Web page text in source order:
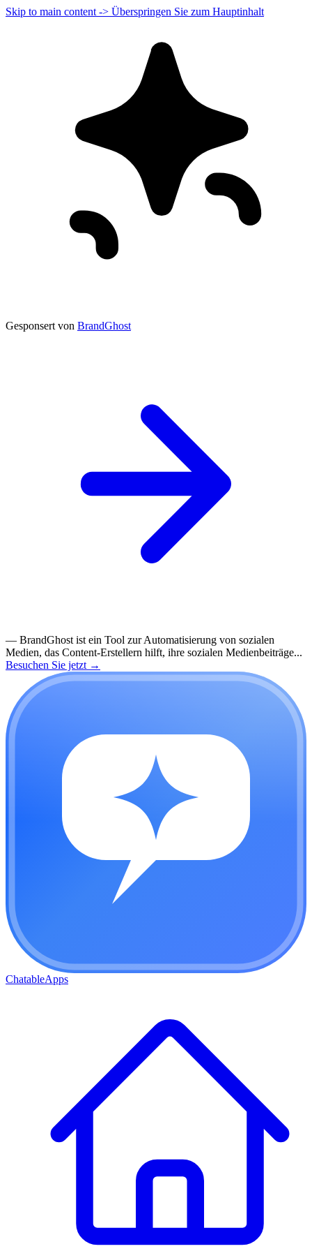
Skip to main content -> Überspringen Sie zum Hauptinhalt
Gesponsert von BrandGhost
— BrandGhost ist ein Tool zur Automatisierung von sozialen
Medien, das Content-Erstellern hilft, ihre sozialen Medienbeiträge...
Besuchen Sie jetzt →
ChatableApps